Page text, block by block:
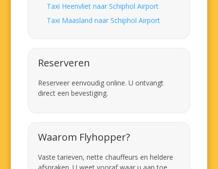
Taxi Heenvliet naar Schiphol Airport
Taxi Maasland naar Schiphol Airport
Reserveren
Reserveer eenvoudig online. U ontvangt
direct een bevestiging.
Waarom Flyhopper?
Vaste tarieven, nette chauffeurs en heldere